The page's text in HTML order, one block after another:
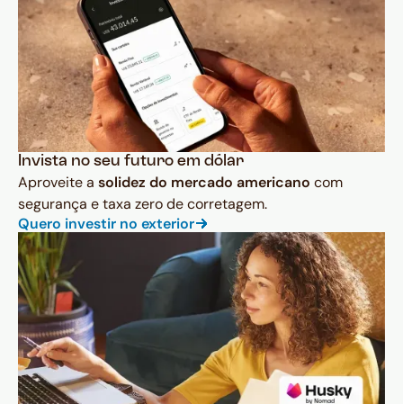
Invista no seu futuro em dólar
Aproveite a solidez do mercado americano com
segurança e taxa zero de corretagem.
Quero investir no exterior